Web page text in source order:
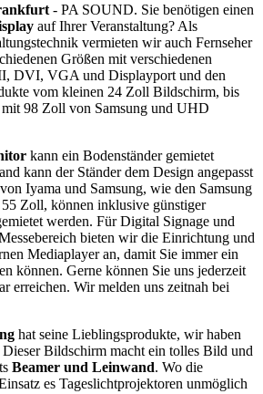
- PA SOUND. Sie benötigen einen
auf Ihrer Veranstaltung? Als
vermieten wir auch Fernseher
Größen mit verschiedenen
DVI, VGA und Displayport und den
vom kleinen 24 Zoll Bildschirm, bis
mit 98 Zoll von Samsung und UHD
kann ein Bodenständer gemietet
kann der Ständer dem Design angepasst
von Iyama und Samsung, wie den Samsung
Zoll, können inklusive günstiger
werden. Für Digital Signage und
bieten wir die Einrichtung und
Mediaplayer an, damit Sie immer ein
können. Gerne können Sie uns jederzeit
erreichen. Wir melden uns zeitnah bei
hat seine Lieblingsprodukte, wir haben
Dieser Bildschirm macht ein tolles Bild und
Beamer und Leinwand. Wo die
es Tageslichtprojektoren unmöglich